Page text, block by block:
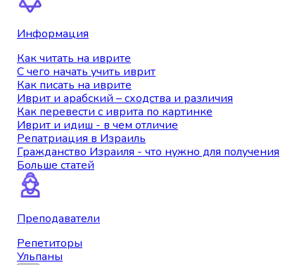
Информация
Как читать на иврите
С чего начать учить иврит
Как писать на иврите
Иврит и арабский – сходства и различия
Как перевести с иврита по картинке
Иврит и идиш - в чем отличие
Репатриация в Израиль
Гражданство Израиля - что нужно для получения
Больше статей
Преподаватели
Репетиторы
Ульпаны